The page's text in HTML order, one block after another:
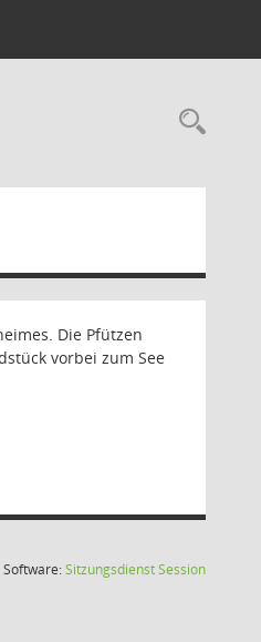
Die Pfützen
vorbei zum See
Software:SitzungsdienstSession(Wird in